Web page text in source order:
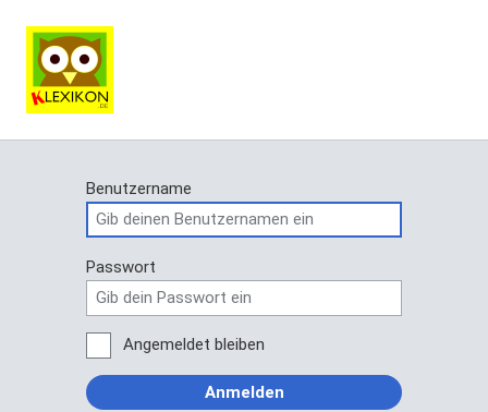
Benutzername
Passwort
Angemeldet bleiben
Anmelden